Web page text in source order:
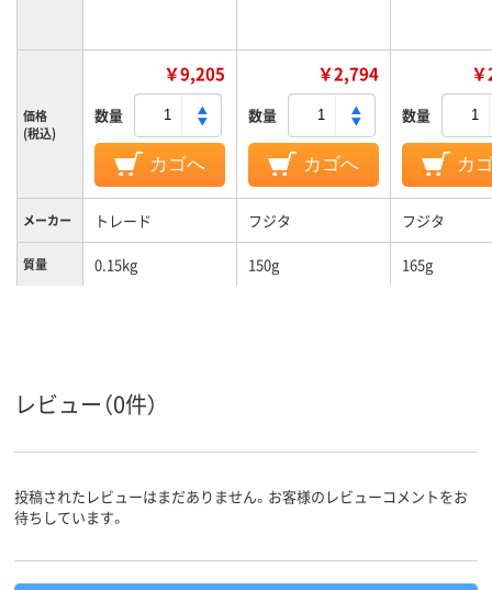
価格
(税込)
￥9,205
数量
カゴへ
￥2,794
数量
カゴへ
数量
カ
メーカー トレード フジタ フジタ
質量 0.15kg 150g 165g
レビュー（0件）
投稿されたレビューはまだありません。お客様のレビューコメントをお
待ちしています。